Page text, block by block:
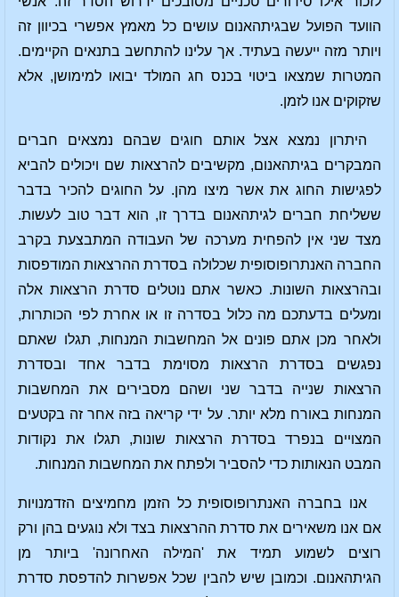
הוועד הפועל שבגיתהאנום עושים כל מאמץ אפשרי בכיוון זה
ויותר מזה ייעשה בעתיד. אך עלינו להתחשב בתנאים הקיימים.
המטרות שמצאו ביטוי בכנס חג המולד יבואו למימושן, אלא
שזקוקים אנו לזמן.
היתרון נמצא אצל אותם חוגים שבהם נמצאים חברים
המבקרים בגיתהאנום, מקשיבים להרצאות שם ויכולים להביא
לפגישות החוג את אשר מיצו מהן. על החוגים להכיר בדבר
ששליחת חברים לגיתהאנום בדרך זו, הוא דבר טוב לעשות.
מצד שני אין להפחית מערכה של העבודה המתבצעת בקרב
החברה האנתרופוסופית שכלולה בסדרת ההרצאות המודפסות
ובהרצאות השונות. כאשר אתם נוטלים סדרת הרצאות אלה
ומעלים בדעתכם מה כלול בסדרה זו או אחרת לפי הכותרות,
ולאחר מכן אתם פונים אל המחשבות המנחות, תגלו שאתם
נפגשים בסדרת הרצאות מסוימת בדבר אחד ובסדרת
הרצאות שנייה בדבר שני ושהם מסבירים את המחשבות
המנחות באורח מלא יותר. על ידי קריאה בזה אחר זה בקטעים
המצויים בנפרד בסדרת הרצאות שונות, תגלו את נקודות
המבט הנאותות כדי להסביר ולפתח את המחשבות המנחות.
אנו בחברה האנתרופוסופית כל הזמן מחמיצים הזדמנויות
אם אנו משאירים את סדרת ההרצאות בצד ולא נוגעים בהן ורק
רוצים לשמוע תמיד את 'המילה האחרונה' ביותר מן
הגיתהאנום. וכמובן שיש להבין שכל אפשרות להדפסת סדרת